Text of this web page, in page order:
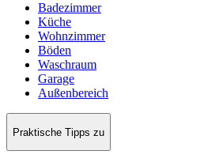
Badezimmer
Küche
Wohnzimmer
Böden
Waschraum
Garage
Außenbereich
Praktische Tipps zu